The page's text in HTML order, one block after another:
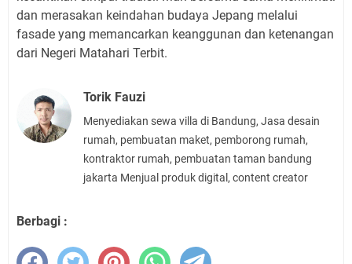
dan merasakan keindahan budaya Jepang melalui
fasade yang memancarkan keanggunan dan ketenangan
dari Negeri Matahari Terbit.
Torik Fauzi
Menyediakan sewa villa di Bandung, Jasa desain
rumah, pembuatan maket, pemborong rumah,
kontraktor rumah, pembuatan taman bandung
jakarta Menjual produk digital, content creator
Berbagi :